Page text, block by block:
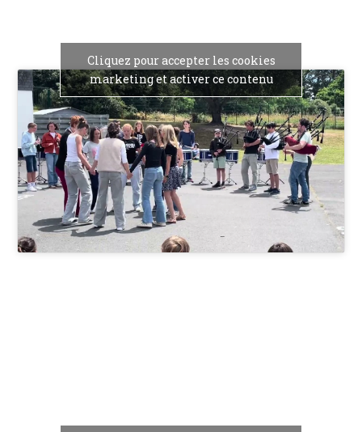
Cliquez pour accepter les cookies
marketing et activer ce contenu